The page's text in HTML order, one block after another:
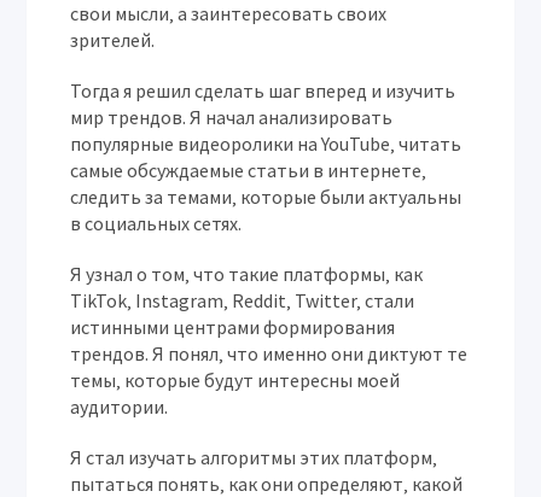
свои мысли‚ а заинтересовать своих
зрителей.
Тогда я решил сделать шаг вперед и изучить
мир трендов. Я начал анализировать
популярные видеоролики на YouTube‚ читать
самые обсуждаемые статьи в интернете‚
следить за темами‚ которые были актуальны
в социальных сетях.
Я узнал о том‚ что такие платформы‚ как
TikTok‚ Instagram‚ Reddit‚ Twitter‚ стали
истинными центрами формирования
трендов. Я понял‚ что именно они диктуют те
темы‚ которые будут интересны моей
аудитории.
Я стал изучать алгоритмы этих платформ‚
пытаться понять‚ как они определяют‚ какой